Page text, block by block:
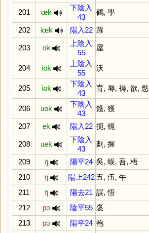
201 œk
下陰入
43
鶴, 學
202 iœk 陽入22 躍
203 ok
上陰入
55
屋
204 iok
上陰入
55
沃
205 iok
下陰入
43
育, 辱, 褥, 欲, 慾
206 uok
下陰入
43
鑊, 獲
207 ek 陽入22 扼, 軛
208 uek
下陰入
43
劃 , 握
209 ŋ̍ 陽平24 吳, 蜈, 吾, 梧
210
ŋ̍ 陽上242 五, 伍, 午
211
ŋ̍ 陽去21 誤,悟
212
pɔ 陰平55 褒
213
pɔ 陽平24 袍